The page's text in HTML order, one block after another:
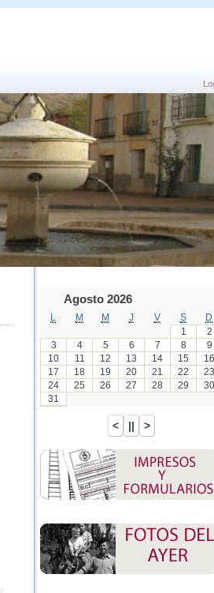
Agosto 2026
M M J V S
D
1
2
3
4 5 6 7 8
9
10
11 12 13 14 15
16
17
18 19 20 21 22
23
24
25 26 27 28 29
30
31